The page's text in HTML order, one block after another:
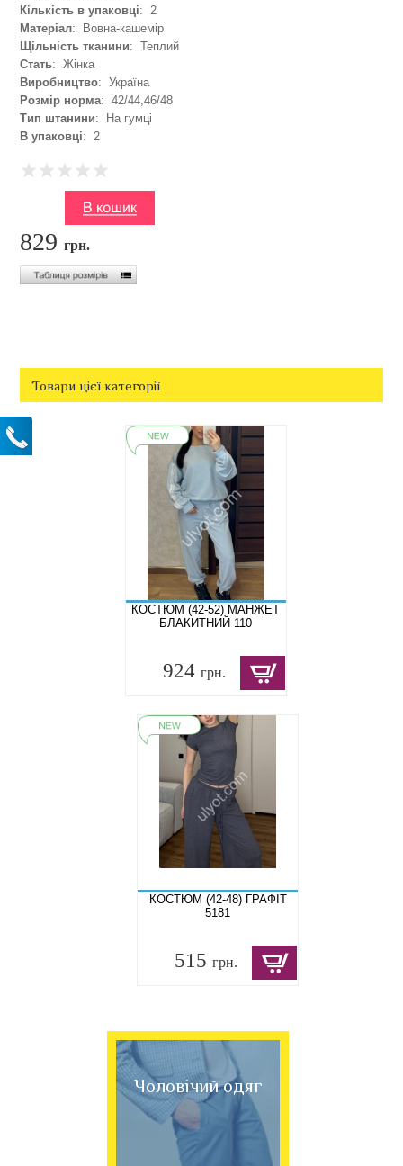
Кількість в упаковці: 2
Матеріал: Вовна-кашемір
Щільність тканини: Теплий
Стать: Жінка
Виробництво: Україна
Розмір норма: 42/44,46/48
Тип штанини: На гумці
В упаковці: 2
829грн.
Товари цієї категорії
КОСТЮМ (42-52) МАНЖЕТ
БЛАКИТНИЙ 110
924 грн.
КОСТЮМ (42-48) ГРАФІТ
5181
515 грн.
Чоловічий одяг